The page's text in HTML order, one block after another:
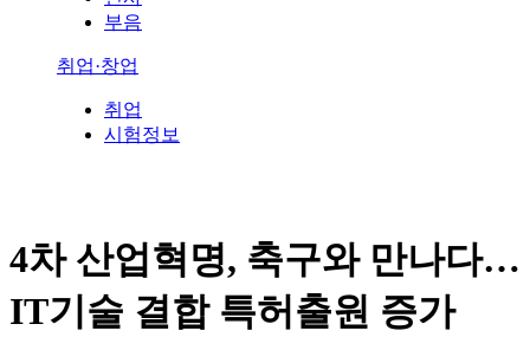
부음
취업·창업
취업
시험정보
4차 산업혁명, 축구와 만나다…
IT기술 결합 특허출원 증가